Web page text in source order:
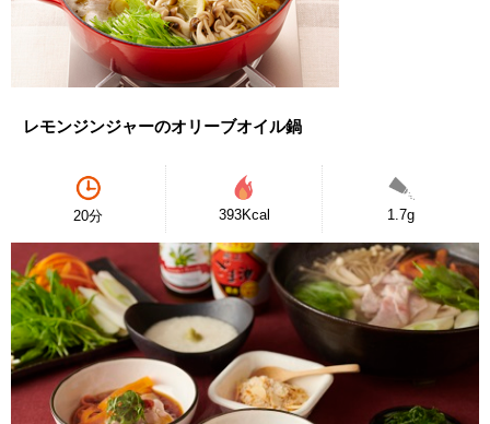
レモンジンジャーのオリーブオイル鍋
20分 393Kcal 1.7g